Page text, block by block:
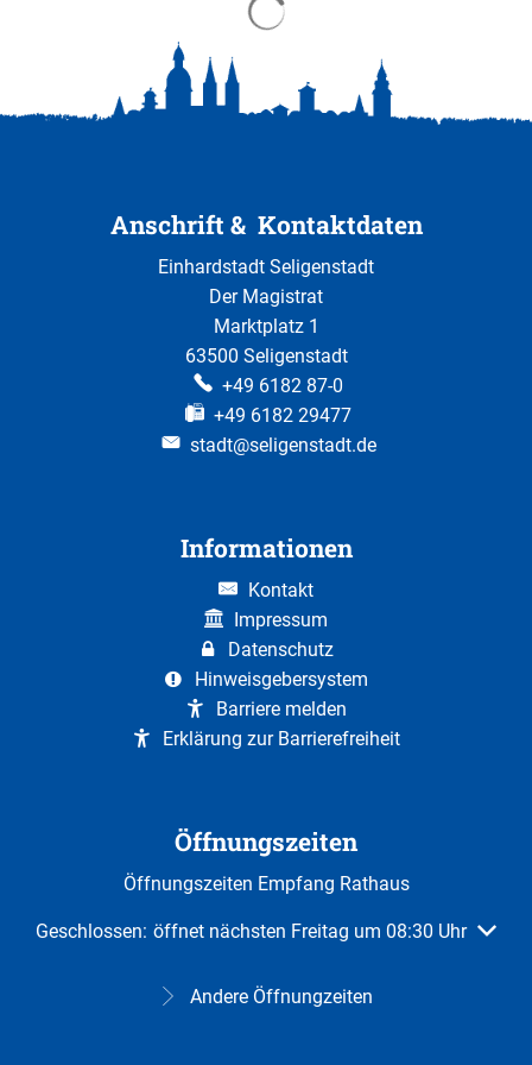
Anschrift & Kontaktdaten
Einhardstadt Seligenstadt
Der Magistrat
Marktplatz 1
63500 Seligenstadt
+49 6182 87-0
+49 6182 29477
stadt@seligenstadt.de
Informationen
Kontakt
Impressum
Datenschutz
Hinweisgebersystem
Barriere melden
Erklärung zur Barrierefreiheit
Öffnungszeiten
Öffnungszeiten Empfang Rathaus
Klicken, um weitere Öffnungs- oder Schließzeiten
Geschlossen: öffnet nächsten Freitag um 08:30 Uhr
Andere Öffnungzeiten